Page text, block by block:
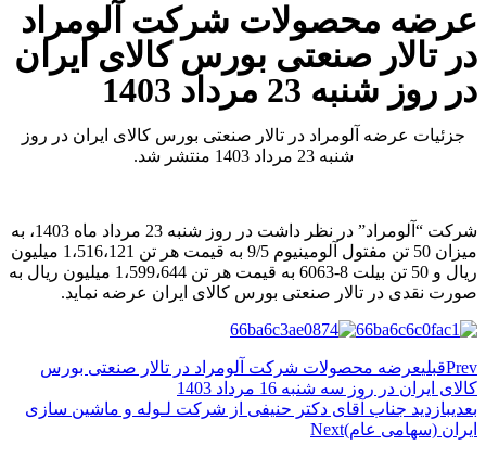
عرضه محصولات شرکت آلومراد
در تالار صنعتی بورس کالای ایران
در روز شنبه 23 مرداد 1403
جزئیات عرضه آلومراد در تالار صنعتی بورس کالای ایران در روز
شنبه 23 مرداد 1403 منتشر شد.
شرکت “آلومراد” در نظر داشت در روز شنبه 23 مرداد ماه 1403، به
میزان 50 تن مفتول آلومینیوم 9/5 به قیمت هر تن 1،516،121 میلیون
ریال و 50 تن بیلت 8-6063 به قیمت هر تن 1،599،644 میلیون ریال به
صورت نقدی در تالار صنعتی بورس کالای ایران عرضه نماید.
Prevقبلیعرضه محصولات شرکت آلومراد در تالار صنعتی بورس
کالای ایران در روز سه شنبه 16 مرداد 1403
بعدیبازدید جناب آقای دکتر حنیفی از شرکت لـوله و ماشین سازی
ایران (سهامی عام)Next